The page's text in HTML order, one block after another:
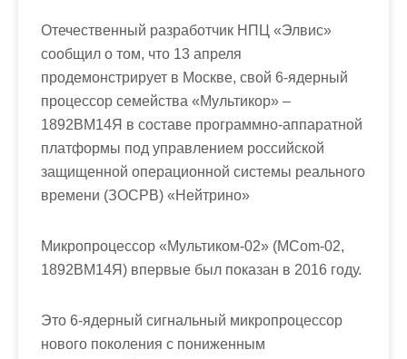
Отечественный разработчик НПЦ «Элвис»
сообщил о том, что 13 апреля
продемонстрирует в Москве, свой 6-ядерный
процессор семейства «Мультикор» –
1892ВМ14Я в составе программно-аппаратной
платформы под управлением российской
защищенной операционной системы реального
времени (ЗОСРВ) «Нейтрино»
Микропроцессор «Мультиком-02» (МСom-02,
1892ВМ14Я) впервые был показан в 2016 году.
Это 6-ядерный сигнальный микропроцессор
нового поколения с пониженным